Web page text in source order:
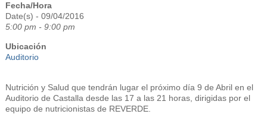
Fecha/Hora
Date(s) - 09/04/2016
5:00 pm - 9:00 pm
Ubicación
Auditorio
Nutrición y Salud que tendrán lugar el próximo día 9 de Abril en el
Auditorio de Castalla desde las 17 a las 21 horas, dirigidas por el
equipo de nutricionistas de REVERDE.